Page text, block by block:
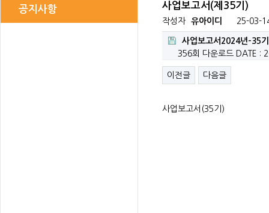
공지사항 사업보고서(제35기)
작성자 유아이디 25-03-
사업보고서2024년-35
356회 다운로드
DATE :
이전글 다음글
사업보고서(35기)